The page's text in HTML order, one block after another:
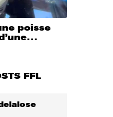
poisse
FFL